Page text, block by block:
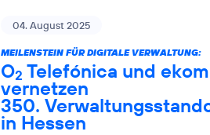
04. August 2025
MEILENSTEIN FÜR DIGITALE VERWALTUNG:
O2 Telefónica und
vernetzen
350.
in Hessen